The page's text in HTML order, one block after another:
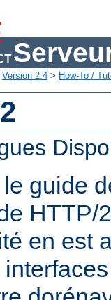
Version 2.4 > How-To /
guide
HTTP/
en est